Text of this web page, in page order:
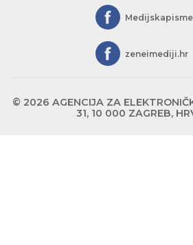
zeneimediji.hr
© 2026 AGENCIJA ZA
31, 10 000 ZAGREB,